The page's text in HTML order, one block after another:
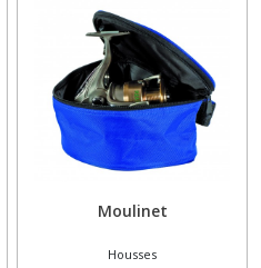
Moulinet
Housses